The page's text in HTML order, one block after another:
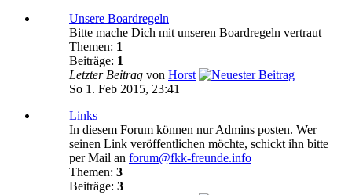
Unsere Boardregeln
Bitte mache Dich mit unseren Boardregeln vertraut
Themen: 1
Beiträge: 1
Letzter Beitrag von Horst
So 1. Feb 2015, 23:41
Links
In diesem Forum können nur Admins posten. Wer
seinen Link veröffentlichen möchte, schickt ihn bitte
per Mail an forum@fkk-freunde.info
Themen: 3
Beiträge: 3